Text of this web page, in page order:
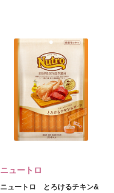
ニュートロ
ニュートロ とろけるチキン&